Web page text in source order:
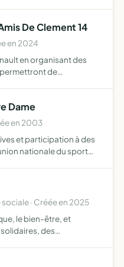
De Clement 14
en 2024
en organisant des
de
Dame
en 2003
et participation à des
nationale du sport
sociale · Créée en 2025
le bien-être, et
des